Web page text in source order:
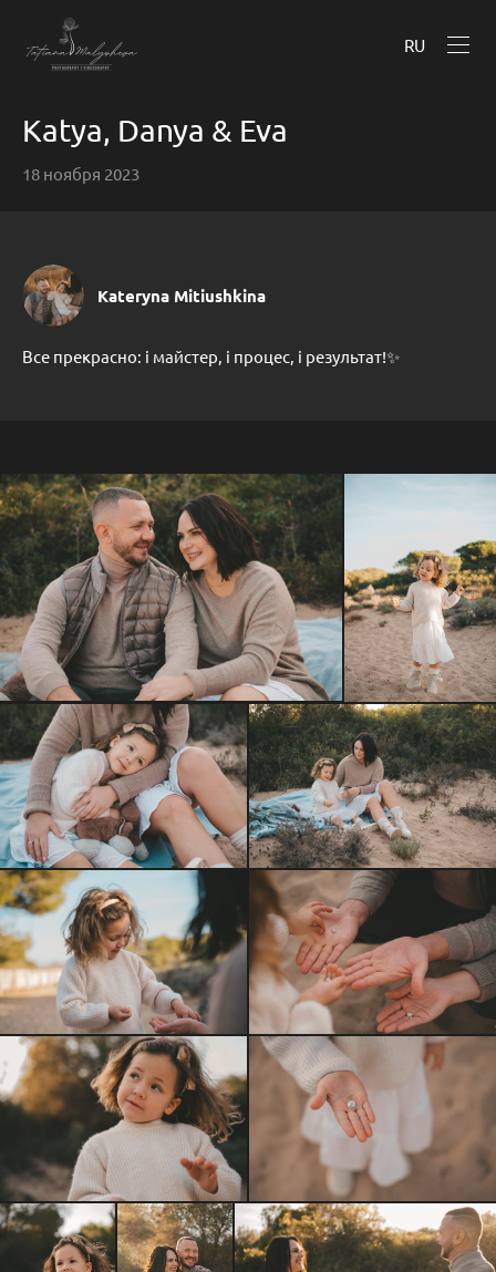
RU
Katya, Danya & Eva
18 ноября 2023
Kateryna Mitiushkina
Все прекрасно: і майстер, і процес, і результат!✨